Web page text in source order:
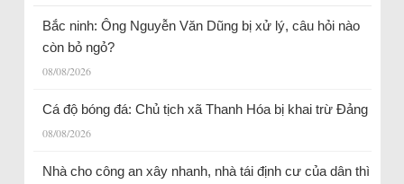
Bắc ninh: Ông Nguyễn Văn Dũng bị xử lý, câu hỏi nào
còn bỏ ngỏ?
08/08/2026
Cá độ bóng đá: Chủ tịch xã Thanh Hóa bị khai trừ Đảng
08/08/2026
Nhà cho công an xây nhanh, nhà tái định cư của dân thì